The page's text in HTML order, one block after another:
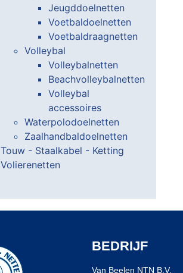
Jeugddoelnetten
Voetbaldoelnetten
Voetbaldraagnetten
Volleybal
Volleybalnetten
Beachvolleybalnetten
Volleybal
accessoires
Waterpolodoelnetten
Zaalhandbaldoelnetten
Touw - Staalkabel - Ketting
Volierenetten
BEDRIJF
Van Beelen NTN B.V.